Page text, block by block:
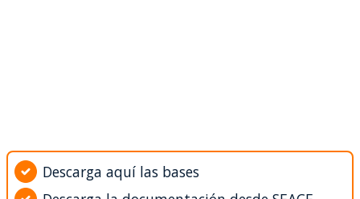
Descarga aquí las bases